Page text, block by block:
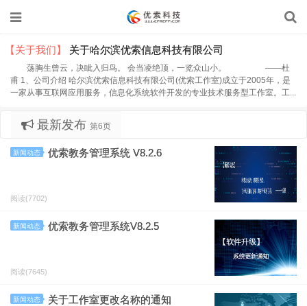
【关于我们】 关于哈尔滨优索信息科技有限公司
荡胸生曾云，决眦入归鸟。 会当凌绝顶，一览众山小。 ——杜
甫 1、公司介绍 哈尔滨优索信息科技有限公司(优索工作室)成立于2005年，是
一家从事互联网应用服务，信息化系统软件开发的专业技术服务型工作室。工...
最新发布 第6页
新闻动态 优索教务管理系统 V8.2.6
阅读(7702)
新闻动态 优索教务管理系统V8.2.5
阅读(7645)
新闻动态 关于工作室更改名称的通知